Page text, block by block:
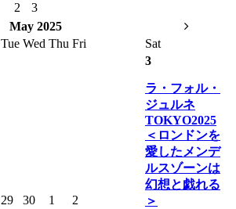
2
3
May 2025
Tue Wed Thu Fri Sat
29 30 1 2
3
ラ・フォル・
ジュルネ
TOKYO2025
＜ロンドンを
愛したメンデ
ルスゾーンは
幻想と戯れる
＞